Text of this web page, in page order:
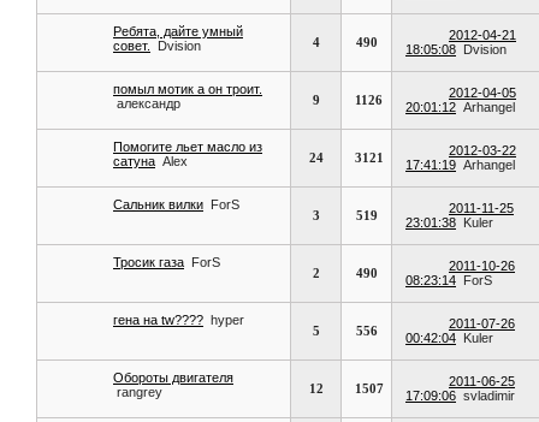
Ребята, дайте умный
совет.
Dvision 4 490
2012-04-21
18:05:08 Dvision
помыл мотик а он троит.
александр
9 1126
2012-04-05
20:01:12 Arhangel
Помогите льет масло из
сатуна Alex 24 3121
2012-03-22
17:41:19 Arhangel
Сальник вилки ForS
3 519
2011-11-25
23:01:38 Kuler
Тросик газа ForS
2 490
2011-10-26
08:23:14 ForS
гена на tw???? hyper
5 556
2011-07-26
00:42:04 Kuler
Обороты двигателя
rangrey
12 1507
2011-06-25
17:09:06 svladimir